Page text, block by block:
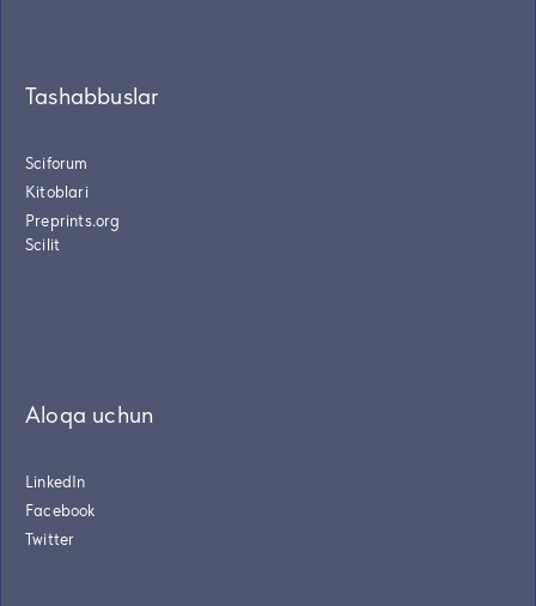
Tashabbuslar
Sciforum
Kitoblari
Preprints.org
Scilit
Aloqa uchun
LinkedIn
Facebook
Twitter